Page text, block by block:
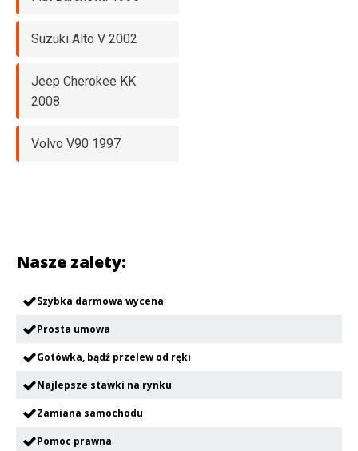
Suzuki Alto V 2002
Jeep Cherokee KK
2008
Volvo V90 1997
Nasze zalety:
Szybka darmowa wycena
Prosta umowa
Gotówka, bądź przelew od ręki
Najlepsze stawki na rynku
Zamiana samochodu
Pomoc prawna